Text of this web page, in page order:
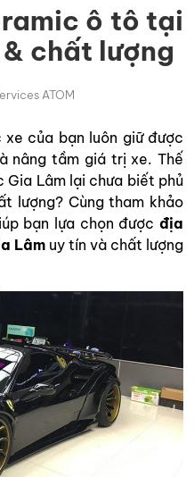
ô tô tại
chất lượng
ATOM
xe của bạn luôn giữ được
nâng tầm giá trị xe. Thế
Gia Lâm lại chưa biết phủ
lượng? Cùng tham khảo
bạn lựa chọn được địa
Lâm uy tín và chất lượng